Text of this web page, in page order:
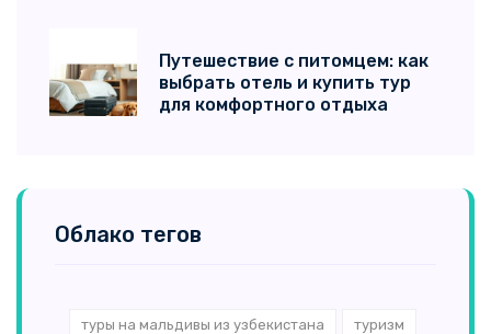
Путешествие с питомцем: как
выбрать отель и купить тур
для комфортного отдыха
Облако тегов
туры на мальдивы из узбекистана туризм